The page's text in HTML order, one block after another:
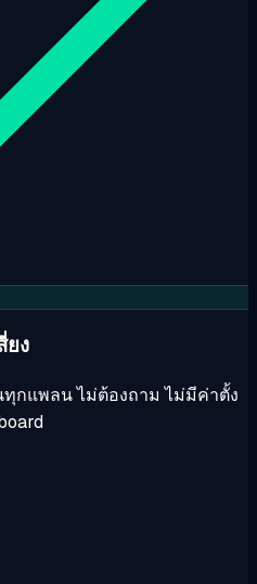
ยง
ทุกแพลน ไม่ต้องถาม ไม่มีค่าตั้ง